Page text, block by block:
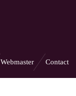
Webmaster Contact